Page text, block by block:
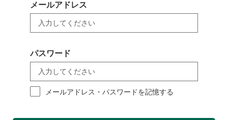
メールアドレス
パスワード
メールアドレス・パスワードを記憶する